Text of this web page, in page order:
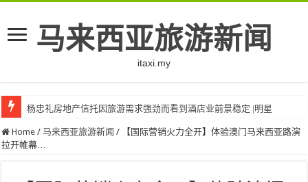
马来西亚旅游新闻
itaxi.my
杨忠礼房地产信托因旅游需求强劲而看到酒店业前景稳定 |明星
Home / 马来西亚旅游新闻 /
【国际营销火力全开】体验澳门马来西亚路演
拉开帷幕…